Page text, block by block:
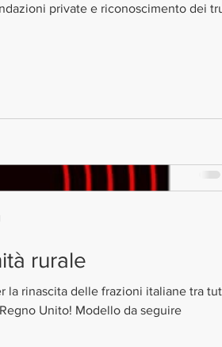
private e riconoscimento dei
rurale
la rinascita delle frazioni italiane tra
Unito! Modello da seguire